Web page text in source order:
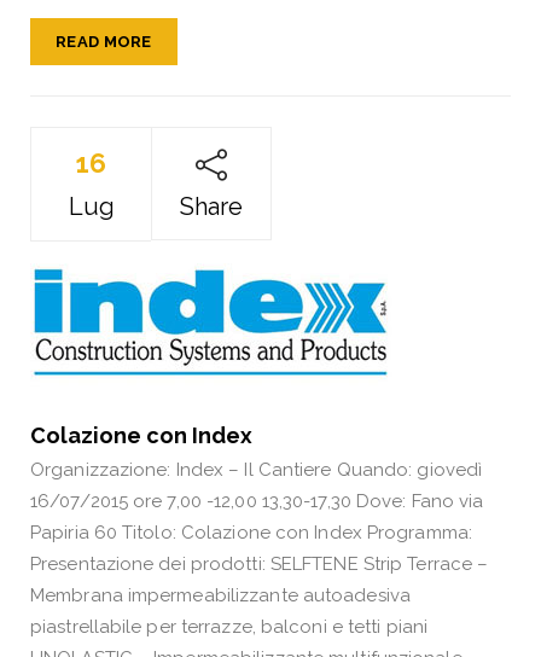
READ MORE
16
Lug Share
Colazione con Index
Organizzazione: Index – Il Cantiere Quando: giovedì
16/07/2015 ore 7,00 -12,00 13,30-17,30 Dove: Fano via
Papiria 60 Titolo: Colazione con Index Programma:
Presentazione dei prodotti: SELFTENE Strip Terrace –
Membrana impermeabilizzante autoadesiva
piastrellabile per terrazze, balconi e tetti piani